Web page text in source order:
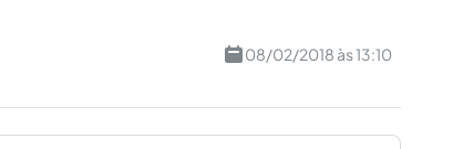
08/02/2018 às 13:10